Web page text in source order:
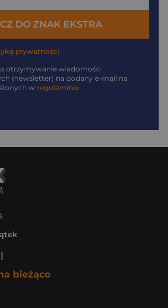
DO ZNAK EKSTRA
prywatności
otrzymywanie wiadomości
(newsletter) na podany e-mail na
w regulaminie.
bieżąco